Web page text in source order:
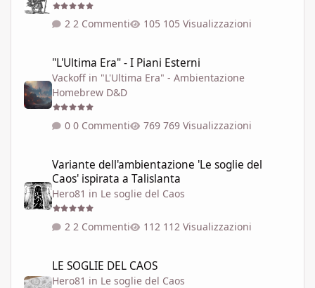
2 Commenti 105 Visualizzazioni
"L'Ultima Era" - I Piani Esterni
Vackoff in "L'Ultima Era" - Ambientazione
Homebrew D&D
0 Commenti 769 Visualizzazioni
Variante dell'ambientazione 'Le soglie del
Caos' ispirata a Talislanta
Hero81 in Le soglie del Caos
2 Commenti 112 Visualizzazioni
LE SOGLIE DEL CAOS
Hero81 in Le soglie del Caos